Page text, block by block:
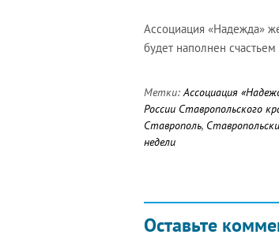
Ассоциация «Надежда»
будет наполнен
Метки:Ассоциация
России Ставропольского
Ставрополь,
недели
Оставьте